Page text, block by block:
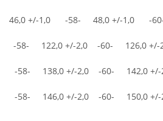
+/-1,0 -58- 48,0 +/-1,0 -
-58- 122,0 +/-2,0 -60- 126,0 +/-
-58- 138,0 +/-2,0 -60- 142,0 +/-
-58- 146,0 +/-2,0 -60- 150,0 +/-